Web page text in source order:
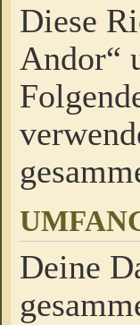
Diese
Andor“
Deine